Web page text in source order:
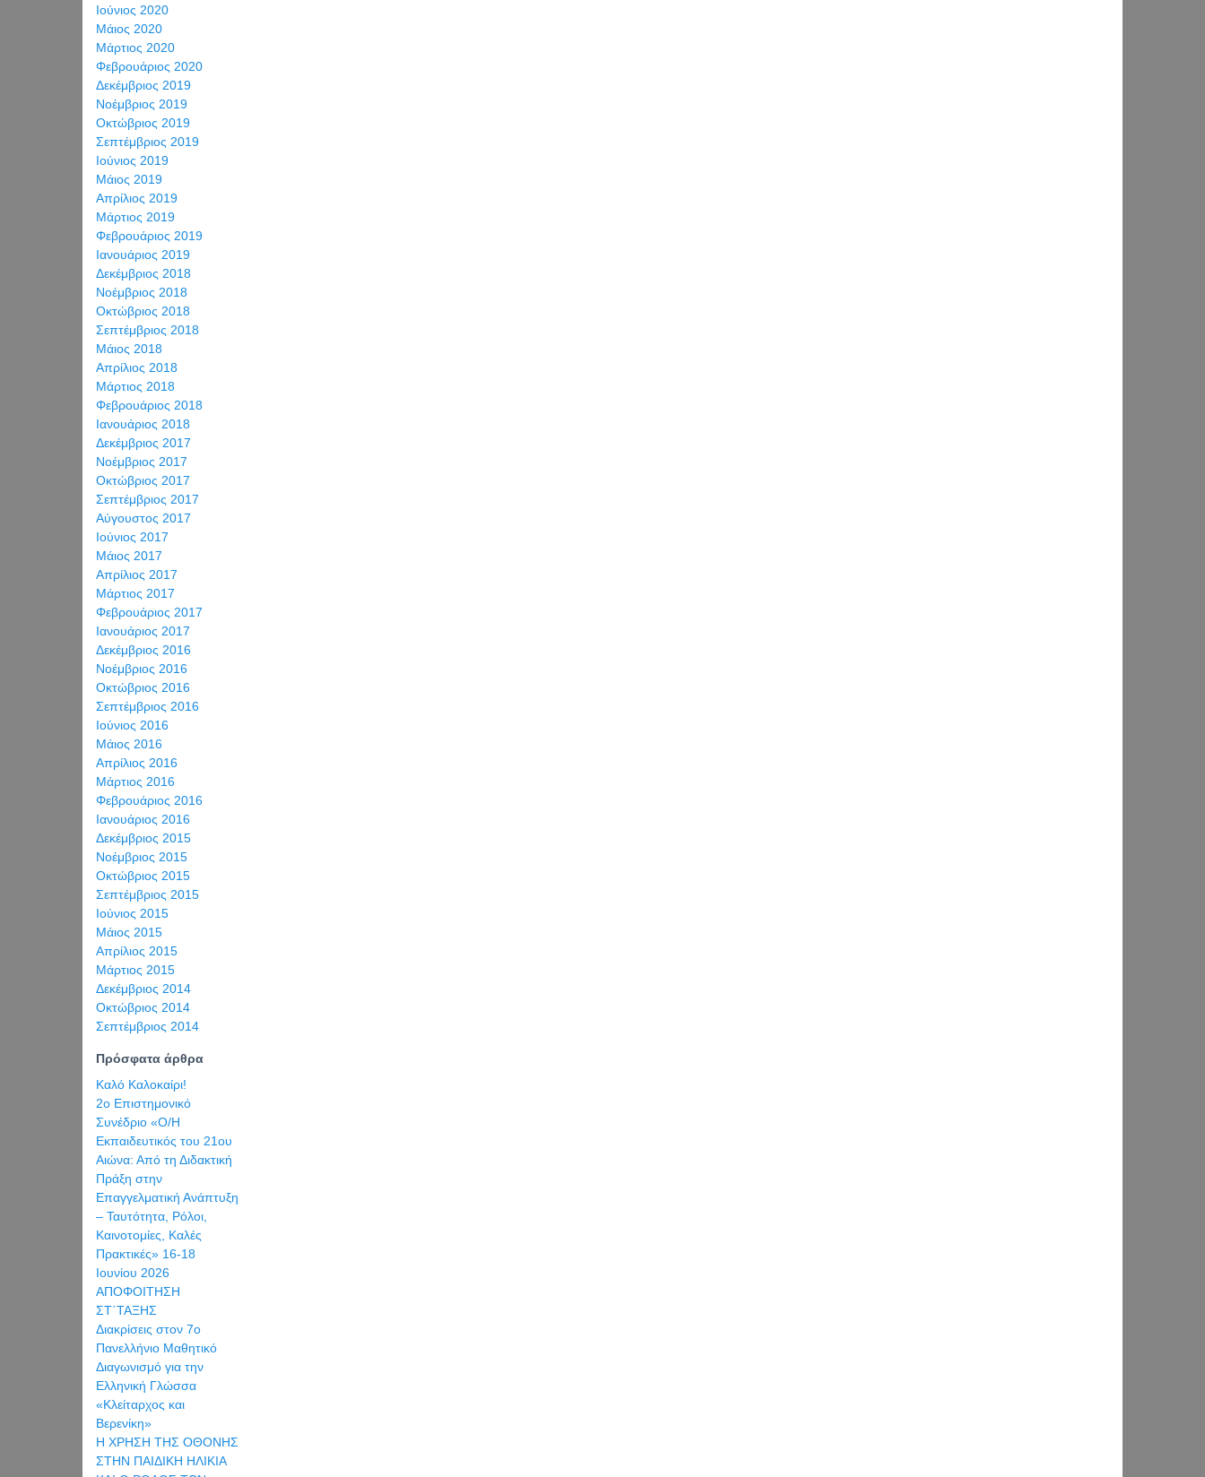
Ιούνιος 2020
Μάιος 2020
Μάρτιος 2020
Φεβρουάριος 2020
Δεκέμβριος 2019
Νοέμβριος 2019
Οκτώβριος 2019
Σεπτέμβριος 2019
Ιούνιος 2019
Μάιος 2019
Απρίλιος 2019
Μάρτιος 2019
Φεβρουάριος 2019
Ιανουάριος 2019
Δεκέμβριος 2018
Νοέμβριος 2018
Οκτώβριος 2018
Σεπτέμβριος 2018
Μάιος 2018
Απρίλιος 2018
Μάρτιος 2018
Φεβρουάριος 2018
Ιανουάριος 2018
Δεκέμβριος 2017
Νοέμβριος 2017
Οκτώβριος 2017
Σεπτέμβριος 2017
Αύγουστος 2017
Ιούνιος 2017
Μάιος 2017
Απρίλιος 2017
Μάρτιος 2017
Φεβρουάριος 2017
Ιανουάριος 2017
Δεκέμβριος 2016
Νοέμβριος 2016
Οκτώβριος 2016
Σεπτέμβριος 2016
Ιούνιος 2016
Μάιος 2016
Απρίλιος 2016
Μάρτιος 2016
Φεβρουάριος 2016
Ιανουάριος 2016
Δεκέμβριος 2015
Νοέμβριος 2015
Οκτώβριος 2015
Σεπτέμβριος 2015
Ιούνιος 2015
Μάιος 2015
Απρίλιος 2015
Μάρτιος 2015
Δεκέμβριος 2014
Οκτώβριος 2014
Σεπτέμβριος 2014
Πρόσφατα άρθρα
Καλό Καλοκαίρι!
2ο Επιστημονικό
Συνέδριο «Ο/Η
Εκπαιδευτικός του 21ου
Αιώνα: Από τη Διδακτική
Πράξη στην
Επαγγελματική Ανάπτυξη
– Ταυτότητα, Ρόλοι,
Καινοτομίες, Καλές
Πρακτικές» 16-18
Ιουνίου 2026
ΑΠΟΦΟΙΤΗΣΗ
ΣΤ΄ΤΑΞΗΣ
Διακρίσεις στον 7ο
Πανελλήνιο Μαθητικό
Διαγωνισμό για την
Ελληνική Γλώσσα
«Κλείταρχος και
Βερενίκη»
Η ΧΡΗΣΗ ΤΗΣ ΟΘΟΝΗΣ
ΣΤΗΝ ΠΑΙΔΙΚΗ ΗΛΙΚΙΑ